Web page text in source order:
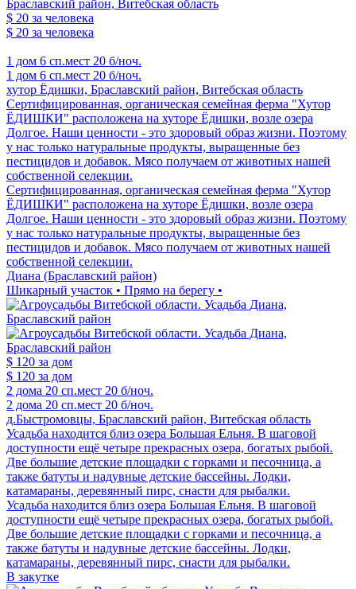
$ 20 за человека
$ 20 за человека
1 дом 6 сп.мест 20 б/ноч.
1 дом 6 сп.мест 20 б/ноч.
хутор Ёдишки, Браславский район, Витебская область
Сертифицированная, органическая семейная ферма "Хутор
ЁДИШКИ" расположена на хуторе Ёдишки, возле озера
Долгое. Наши ценности - это здоровый образ жизни. Поэтому
у нас только натуральные продукты, выращенные без
пестицидов и добавок. Мясо получаем от животных нашей
собственной селекции.
Сертифицированная, органическая семейная ферма "Хутор
ЁДИШКИ" расположена на хуторе Ёдишки, возле озера
Долгое. Наши ценности - это здоровый образ жизни. Поэтому
у нас только натуральные продукты, выращенные без
пестицидов и добавок. Мясо получаем от животных нашей
собственной селекции.
Диана (Браславский район)
Шикарный участок • Прямо на берегу •
$ 120 за дом
$ 120 за дом
2 дома 20 сп.мест 20 б/ноч.
2 дома 20 сп.мест 20 б/ноч.
д.Быстромовцы, Браславский район, Витебская область
Усадьба находится близ озера Большая Ельня. В шаговой
доступности ещё четыре прекрасных озера, богатых рыбой.
Две большие детские площадки с горками и песочница, а
также батуты и надувные детские бассейны. Лодки,
катамараны, деревянный пирс, снасти для рыбалки.
Усадьба находится близ озера Большая Ельня. В шаговой
доступности ещё четыре прекрасных озера, богатых рыбой.
Две большие детские площадки с горками и песочница, а
также батуты и надувные детские бассейны. Лодки,
катамараны, деревянный пирс, снасти для рыбалки.
В закутке